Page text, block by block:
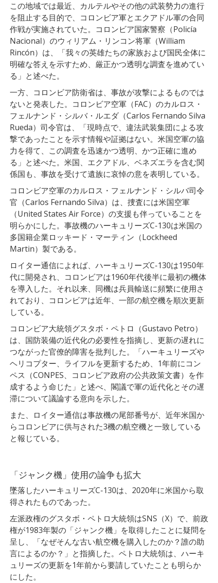
この地域では最近、カルテルやその他の武装勢力の進行
を阻止する目的で、コロンビア軍とエクアドル軍の合同
作戦が実施されていた。コロンビア国家警察（Policía
Nacional）のウィリアム・リンコン将軍（William
Rincón）は、「我々の英雄たちの家族および国民全体に
明確な答えを示すため、厳正かつ透明な調査を進めてい
る」と述べた。
一方、コロンビア防衛省は、事故が攻撃によるものでは
ないと発表した。コロンビア空軍（FAC）のカルロス・
フェルナンド・シルバ・ルエダ（Carlos Fernando Silva
Rueda）司令官は、「現時点で、違法武装集団による攻
撃であったことを示す情報や証拠はない。米国空軍の協
力を得て、この調査を迅速かつ透明、かつ正確に進め
る」と述べた。米国、エクアドル、ベネズエラを含む関
係国も、事故を受けて遺族に哀悼の意を表明している。
コロンビア空軍のカルロス・フェルナンド・シルバ司令
官（Carlos Fernando Silva）は、捜査には米国空軍
（United States Air Force）の支援も伴っていることを
明らかにした。事故機のハーキュリーズC-130は米国の
多国籍企業ロッキード・マーティン（Lockheed
Martin）製である。
ロイター通信によれば、ハーキュリーズC-130は1950年
代に開発され、コロンビアは1960年代後半に最初の機体
を導入した。それ以来、同機は兵員輸送に頻繁に使用さ
れており、コロンビアは近年、一部の航空機を順次更新
している。
コロンビア大統領グスタボ・ペトロ（Gustavo Petro）
は、国防装備の近代化の必要性を指摘し、更新の遅れに
つながった官僚的障害を批判した。「ハーキュリーズや
ヘリコプター、ライフルを更新するため、1年前にコン
ペス（CONPES、コロンビア政府の公共政策文書）を作
成するよう命じた」と述べ、閣議で軍の近代化とその遅
滞について議論する意向を示した。
また、ロイター通信は事故機の尾部番号が、近年米国か
らコロンビアに供与された3機の航空機と一致している
と報じている。
「ジャンク機」使用の論争も拡大
墜落したハーキュリーズC-130は、2020年に米国から取
得されたものであった。
左派政権のグスタボ・ペトロ大統領はSNS（X）で、前政
権が1983年製の「ジャンク機」を取得したことに疑問を
呈し、「なぜそんな古い航空機を購入したのか？誰の助
言によるのか？」と指摘した。ペトロ大統領は、ハーキ
ュリーズの更新を1年前から要請していたことも明らか
にした。